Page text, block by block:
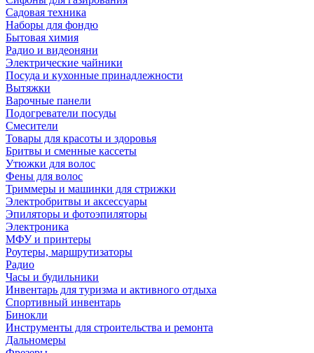
Садовая техника
Наборы для фондю
Бытовая химия
Радио и видеоняни
Электрические чайники
Посуда и кухонные принадлежности
Вытяжки
Варочные панели
Подогреватели посуды
Смесители
Товары для красоты и здоровья
Бритвы и сменные кассеты
Утюжки для волос
Фены для волос
Триммеры и машинки для стрижки
Электробритвы и аксессуары
Эпиляторы и фотоэпиляторы
Электроника
МФУ и принтеры
Роутеры, маршрутизаторы
Радио
Часы и будильники
Инвентарь для туризма и активного отдыха
Спортивный инвентарь
Бинокли
Инструменты для строительства и ремонта
Дальномеры